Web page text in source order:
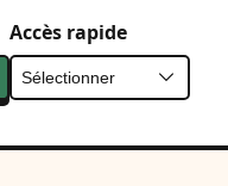
Accès rapide